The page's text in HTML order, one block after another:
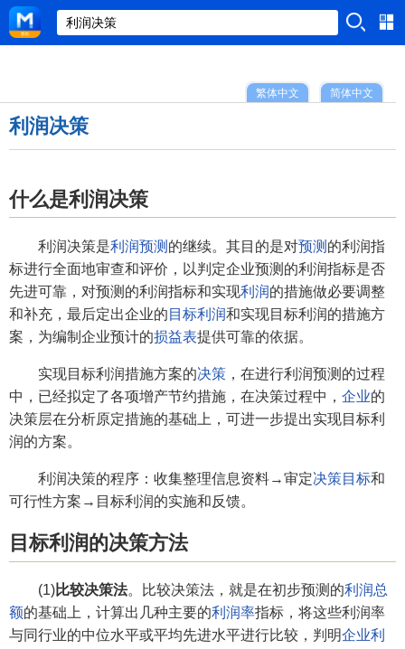
简体中文
繁体中文
利润决策
什么是利润决策
利润决策是利润预测 的继续。其目的是对预测 的利润指
标进行全面地审查和评价，以判定企业预测的利润指标是否
先进可靠，对预测的利润指标和实现利润的措施做必要调整
和补充，最后定出企业的 目标利润和实现目标利润的措施方
案，为编制企业预计的损益表提供可靠的依据。
实现目标利润措施方案的决策 ，在进行利润预测的过程
中，已经拟定了各项增产节约措施，在决策过程中， 企业的
决策层在分析原定措施的基础上，可进一步提出实现目标利
润的方案。
利润决策的程序：收集整理信息资料→审定决策目标和
可行性方案→目标利润的实施和反馈。
目标利润的决策方法
(1)比较决策法。比较决策法，就是在初步预测的利润总
额的基础上，计算出几种主要的利润率指标，将这些利润率
与同行业的中位水平或平均先进水平进行比较，判明企业利